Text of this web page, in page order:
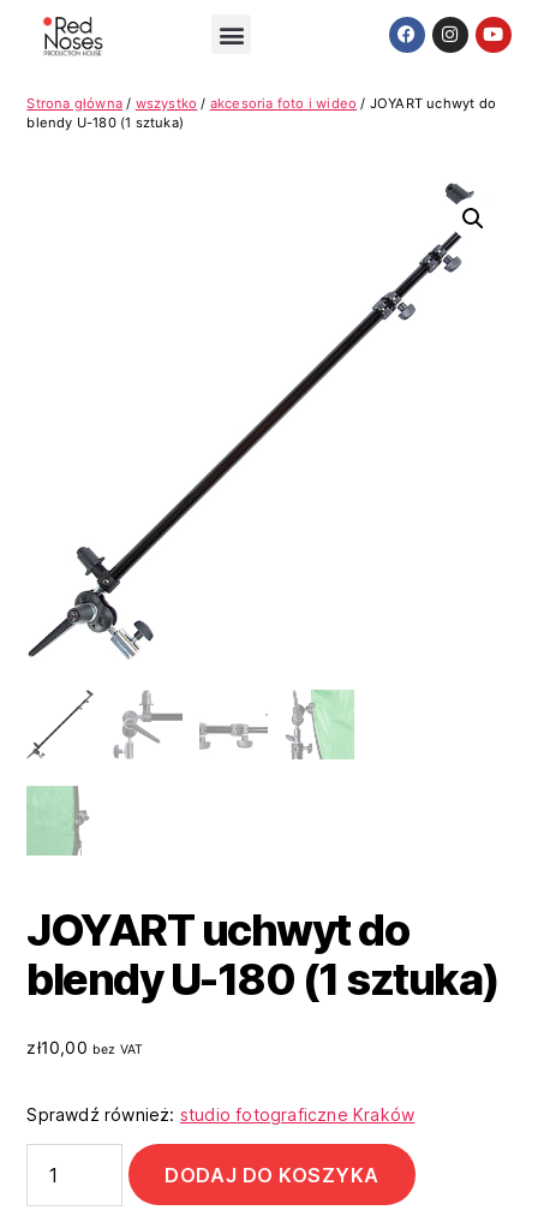
Strona główna / wszystko / akcesoria foto i wideo / JOYART uchwyt do
blendy U-180 (1 sztuka)
JOYART uchwyt do
blendy U-180 (1 sztuka)
zł10,00 bez VAT
Sprawdź również: studio fotograficzne Kraków
DODAJ DO KOSZYKA